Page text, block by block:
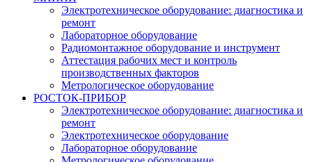
Электротехническое оборудование: диагностика и
ремонт
Лабораторное оборудование
Радиомонтажное оборудование и инструмент
Аттестация рабочих мест и контроль
производственных факторов
Метрологическое оборудование
РОСТОК-ПРИБОР
Электротехническое оборудование: диагностика и
ремонт
Электротехническое оборудование
Лабораторное оборудование